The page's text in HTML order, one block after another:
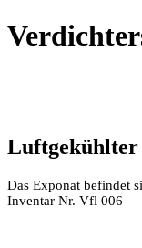
Luftgekühlter
Das Exponat befindet
Inventar Nr. Vfl 006